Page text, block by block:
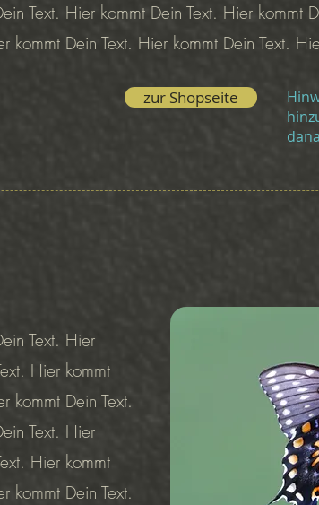
Text. Hier kommt Dein Text. Hier kommt
kommt Dein Text. Hier kommt Dein Text.
zur Shopseite
Text. Hier
Hier kommt
kommt Dein Text.
Text. Hier
Hier kommt
kommt Dein Text.